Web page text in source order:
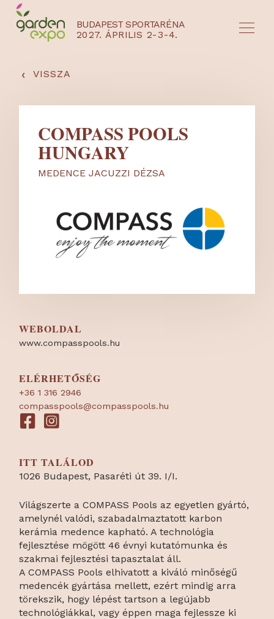
BUDAPEST SPORTARÉNA
2027. ÁPRILIS 2-3-4.
‹ VISSZA
COMPASS POOLS
HUNGARY
MEDENCE JACUZZI DÉZSA
WEBOLDAL
www.compasspools.hu
ELÉRHETŐSÉG
+36 1 316 2946
compasspools@compasspools.hu
ITT TALÁLOD
1026 Budapest, Pasaréti út 39. I/I.
Világszerte a COMPASS Pools az egyetlen gyártó,
amelynél valódi, szabadalmaztatott karbon
kerámia medence kapható. A technológia
fejlesztése mögött 46 évnyi kutatómunka és
szakmai fejlesztési tapasztalat áll.
A COMPASS Pools elhivatott a kiváló minőségű
medencék gyártása mellett, ezért mindig arra
törekszik, hogy lépést tartson a legújabb
technológiákkal, vagy éppen maga fejlessze ki